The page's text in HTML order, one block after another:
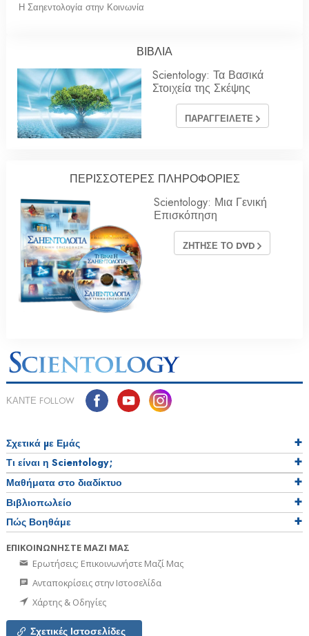
Η Σαηεντολογία στην Κοινωνία
ΒΙΒΛΙΑ
Scientology: Τα Βασικά
Στοιχεία της Σκέψης
ΠΑΡΑΓΓΕΙΛΕΤΕ
ΠΕΡΙΣΣΟΤΕΡΕΣ ΠΛΗΡΟΦΟΡΙΕΣ
Scientology: Μια Γενική
Επισκόπηση
ΖΗΤΗΣΕ ΤΟ DVD
ΚΑΝΤΕ FOLLOW
Σχετικά µε Εμάς
Τι είναι η Scientology;
Μαθήματα στο διαδίκτυο
Βιβλιοπωλείο
Πώς Βοηθάμε
ΕΠΙΚΟΙΝΩΝΗΣΤΕ ΜΑΖΙ ΜΑΣ
Ερωτήσεις; Επικοινωνήστε Μαζί Μας
Ανταποκρίσεις στην Ιστοσελίδα
Χάρτης & Οδηγίες
Σχετικές Ιστοσελίδες